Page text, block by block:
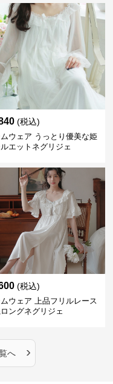
(税込)
ウェア うっとり優美な姫
エットネグリジェ
(税込)
ウェア 上品フリルレース
ングネグリジェ
へ ›